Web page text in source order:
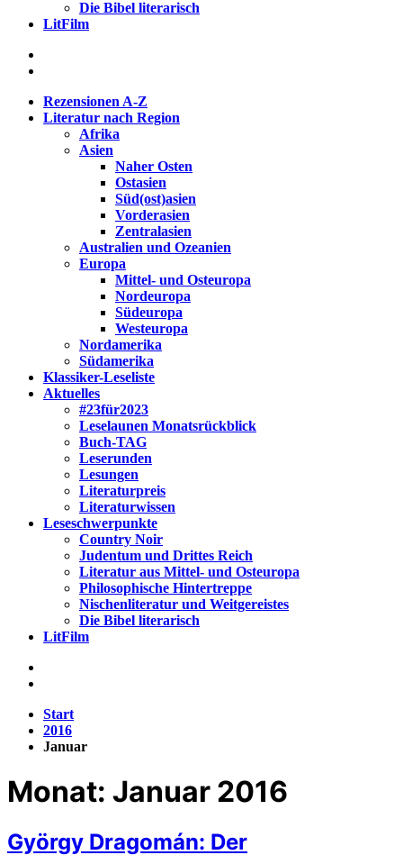
Die Bibel literarisch
LitFilm
Rezensionen A-Z
Literatur nach Region
Afrika
Asien
Naher Osten
Ostasien
Süd(ost)asien
Vorderasien
Zentralasien
Australien und Ozeanien
Europa
Mittel- und Osteuropa
Nordeuropa
Südeuropa
Westeuropa
Nordamerika
Südamerika
Klassiker-Leseliste
Aktuelles
#23für2023
Leselaunen Monatsrückblick
Buch-TAG
Leserunden
Lesungen
Literaturpreis
Literaturwissen
Leseschwerpunkte
Country Noir
Judentum und Drittes Reich
Literatur aus Mittel- und Osteuropa
Philosophische Hintertreppe
Nischenliteratur und Weitgereistes
Die Bibel literarisch
LitFilm
Start
2016
Januar
Monat: Januar 2016
György Dragomán: Der